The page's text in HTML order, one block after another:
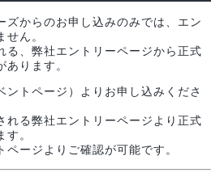
ズからのお申し込みのみでは、エン
せん。
る、弊社エントリーページから正式
ります。
トページ）よりお申し込みくださ
る弊社エントリーページより正式
。
ページよりご確認が可能です。